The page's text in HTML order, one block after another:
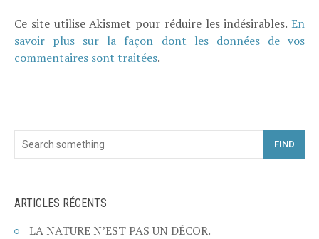
Ce site utilise Akismet pour réduire les indésirables. En
savoir plus sur la façon dont les données de vos
commentaires sont traitées.
FIND
ARTICLES RÉCENTS
LA NATURE N’EST PAS UN DÉCOR.